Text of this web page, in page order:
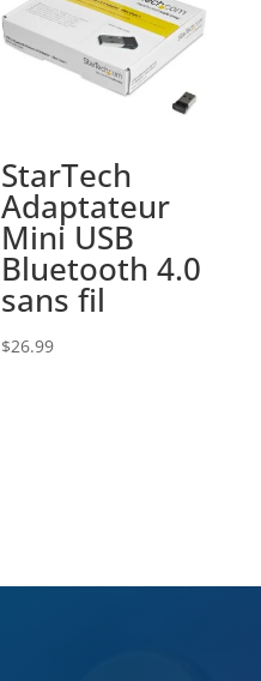
StarTech
Adaptateur
Mini USB
Bluetooth 4.0
sans fil
$26.99